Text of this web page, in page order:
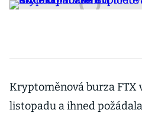
Kryptoměnová burza FTX
listopadu a ihned